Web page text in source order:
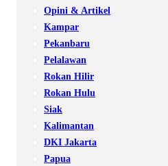
Opini & Artikel
Kampar
Pekanbaru
Pelalawan
Rokan Hilir
Rokan Hulu
Siak
Kalimantan
DKI Jakarta
Papua